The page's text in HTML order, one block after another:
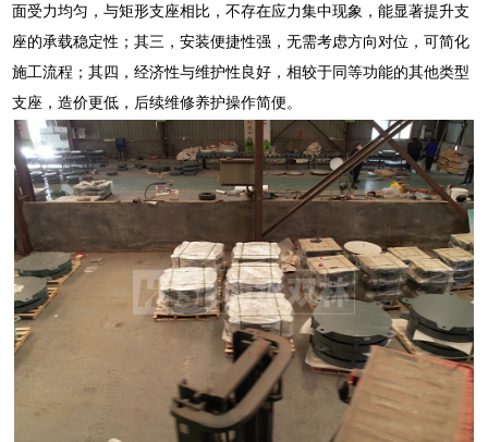
面受力均匀，与矩形支座相比，不存在应力集中现象，能显著提升支
座的承载稳定性；其三，安装便捷性强，无需考虑方向对位，可简化
施工流程；其四，经济性与维护性良好，相较于同等功能的其他类型
支座，造价更低，后续维修养护操作简便。